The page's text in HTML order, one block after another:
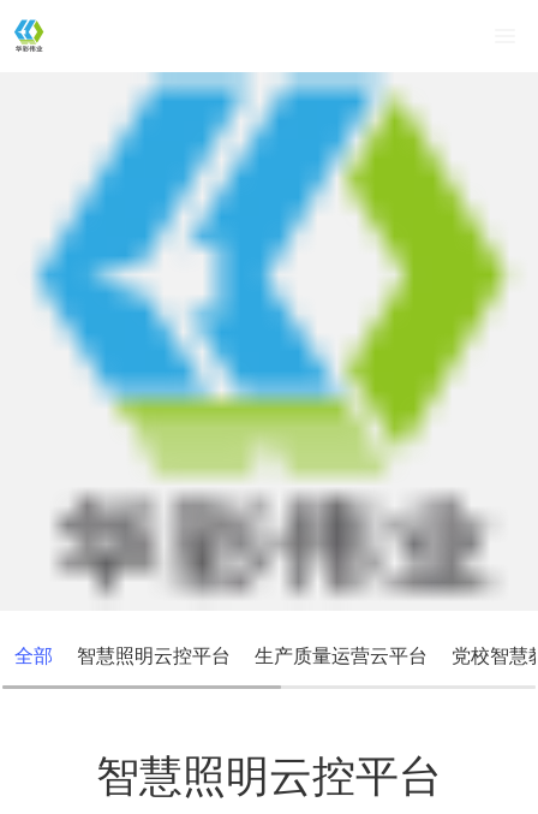
全部 智慧照明云控平台 生产质量运营云平台 党校智慧
智慧照明云控平台